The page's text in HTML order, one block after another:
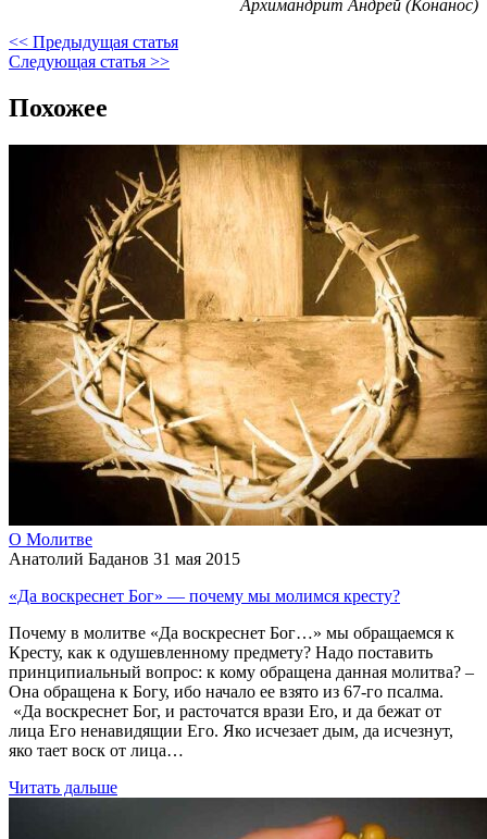
Архимандрит Андрей (Конанос)
<< Предыдущая статья
Следующая статья >>
Похожее
О Молитве
Анатолий Баданов 31 мая 2015
«Да воскреснет Бог» — почему мы молимся кресту?
Почему в молитве «Да воскреснет Бог…» мы обращаемся к
Кресту, как к одушевленному предмету? Надо поставить
принципиальный вопрос: к кому обращена данная молитва? –
Она обращена к Богу, ибо начало ее взято из 67-го псалма.
«Да воскреснет Бог, и расточатся врази Еro, и да бежат от
лица Его ненавидящии Его. Яко исчезает дым, да исчезнут,
яко тает воск от лица…
Читать дальше